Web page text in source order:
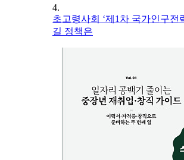
4.
초고령사회 ‘제1차 국가인구전
길 정책은